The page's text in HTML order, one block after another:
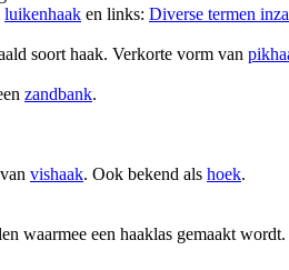
luikenhaak en links: Diverse termen
soort haak. Verkorte vorm van
zandbank.
vishaak. Ook bekend als hoek.
waarmee een haaklas gemaakt wordt.